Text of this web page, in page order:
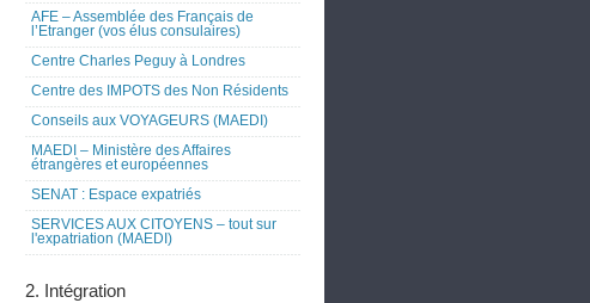
AFE – Assemblée des Français de
l’Etranger (vos élus consulaires)
Centre Charles Peguy à Londres
Centre des IMPOTS des Non Résidents
Conseils aux VOYAGEURS (MAEDI)
MAEDI – Ministère des Affaires
étrangères et européennes
SENAT : Espace expatriés
SERVICES AUX CITOYENS – tout sur
l'expatriation (MAEDI)
2. Intégration